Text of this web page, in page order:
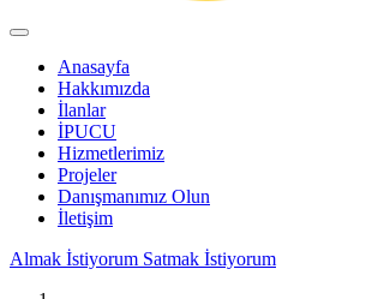
Anasayfa
Hakkımızda
İlanlar
İPUCU
Hizmetlerimiz
Projeler
Danışmanımız Olun
İletişim
Almak İstiyorum Satmak İstiyorum